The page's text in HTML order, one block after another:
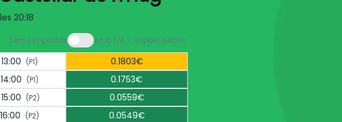
20:18
Sense impostos Amb IVA + impost elèctric
(P1)
0.1803€
(P1)
0.1753€
(P2)
0.0559€
(P2)
0.0549€